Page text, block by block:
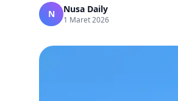
N Nusa Daily
1 Maret 2026